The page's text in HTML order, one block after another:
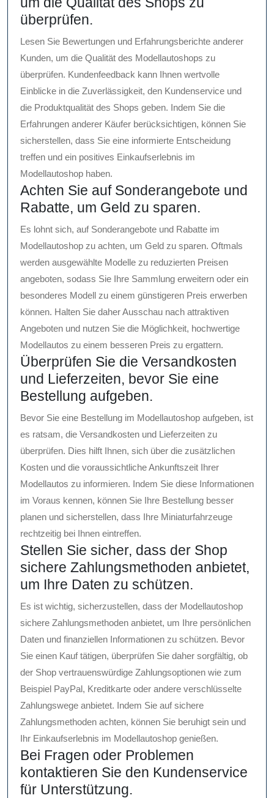
überprüfen.
Lesen Sie Bewertungen und Erfahrungsberichte anderer
Kunden, um die Qualität des Modellautoshops zu
überprüfen. Kundenfeedback kann Ihnen wertvolle
Einblicke in die Zuverlässigkeit, den Kundenservice und
die Produktqualität des Shops geben. Indem Sie die
Erfahrungen anderer Käufer berücksichtigen, können Sie
sicherstellen, dass Sie eine informierte Entscheidung
treffen und ein positives Einkaufserlebnis im
Modellautoshop haben.
Achten Sie auf Sonderangebote und
Rabatte, um Geld zu sparen.
Es lohnt sich, auf Sonderangebote und Rabatte im
Modellautoshop zu achten, um Geld zu sparen. Oftmals
werden ausgewählte Modelle zu reduzierten Preisen
angeboten, sodass Sie Ihre Sammlung erweitern oder ein
besonderes Modell zu einem günstigeren Preis erwerben
können. Halten Sie daher Ausschau nach attraktiven
Angeboten und nutzen Sie die Möglichkeit, hochwertige
Modellautos zu einem besseren Preis zu ergattern.
Überprüfen Sie die Versandkosten
und Lieferzeiten, bevor Sie eine
Bestellung aufgeben.
Bevor Sie eine Bestellung im Modellautoshop aufgeben, ist
es ratsam, die Versandkosten und Lieferzeiten zu
überprüfen. Dies hilft Ihnen, sich über die zusätzlichen
Kosten und die voraussichtliche Ankunftszeit Ihrer
Modellautos zu informieren. Indem Sie diese Informationen
im Voraus kennen, können Sie Ihre Bestellung besser
planen und sicherstellen, dass Ihre Miniaturfahrzeuge
rechtzeitig bei Ihnen eintreffen.
Stellen Sie sicher, dass der Shop
sichere Zahlungsmethoden anbietet,
um Ihre Daten zu schützen.
Es ist wichtig, sicherzustellen, dass der Modellautoshop
sichere Zahlungsmethoden anbietet, um Ihre persönlichen
Daten und finanziellen Informationen zu schützen. Bevor
Sie einen Kauf tätigen, überprüfen Sie daher sorgfältig, ob
der Shop vertrauenswürdige Zahlungsoptionen wie zum
Beispiel PayPal, Kreditkarte oder andere verschlüsselte
Zahlungswege anbietet. Indem Sie auf sichere
Zahlungsmethoden achten, können Sie beruhigt sein und
Ihr Einkaufserlebnis im Modellautoshop genießen.
Bei Fragen oder Problemen
kontaktieren Sie den Kundenservice
für Unterstützung.